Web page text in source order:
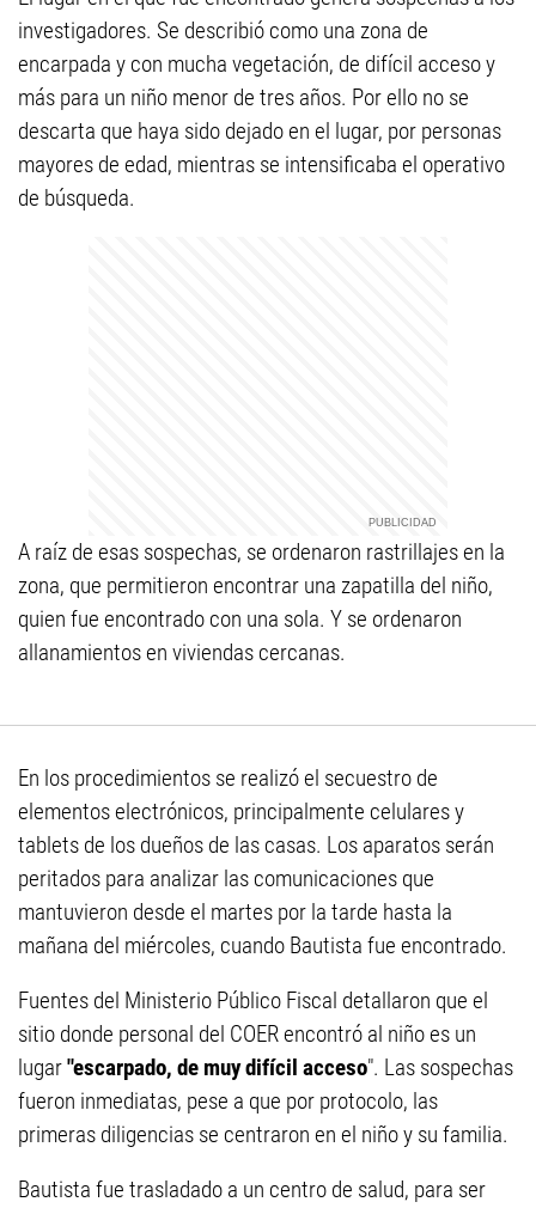
investigadores. Se describió como una zona de
encarpada y con mucha vegetación, de difícil acceso y
más para un niño menor de tres años. Por ello no se
descarta que haya sido dejado en el lugar, por personas
mayores de edad, mientras se intensificaba el operativo
de búsqueda.
A raíz de esas sospechas, se ordenaron rastrillajes en la
zona, que permitieron encontrar una zapatilla del niño,
quien fue encontrado con una sola. Y se ordenaron
allanamientos en viviendas cercanas.
En los procedimientos se realizó el secuestro de
elementos electrónicos, principalmente celulares y
tablets de los dueños de las casas. Los aparatos serán
peritados para analizar las comunicaciones que
mantuvieron desde el martes por la tarde hasta la
mañana del miércoles, cuando Bautista fue encontrado.
Fuentes del Ministerio Público Fiscal detallaron que el
sitio donde personal del COER encontró al niño es un
lugar"escarpado, de muy difícil acceso". Las sospechas
fueron inmediatas, pese a que por protocolo, las
primeras diligencias se centraron en el niño y su familia.
Bautista fue trasladado a un centro de salud, para ser